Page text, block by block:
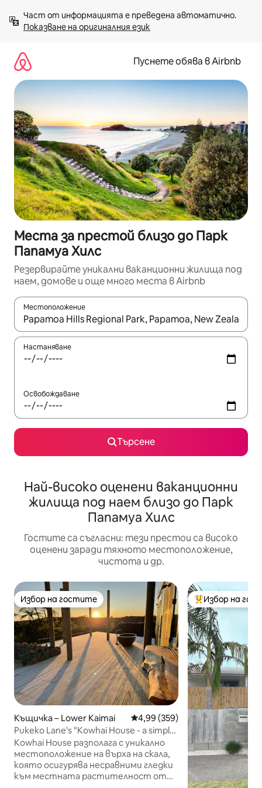
към
съдържанието
Показване на оригиналния език
Пуснете обява в Airbnb
Места за престой близо до Парк
Папамуа Хилс
Резервирайте уникални ваканционни жилища под
наем, домове и още много места в Airbnb
Местоположение
Когато резултатите се покажат, използвайте
Настаняване
Освобождаване
Търсене
Най-високо оценени ваканционни
жилища под наем близо до Парк
Папамуа Хилс
Гостите са съгласни: тези престои са високо
оценени заради тяхното местоположение,
чистота и др.
Избор на гостите
Избор на гостите
Къщичка – Lower Kaimai Средна оценка: 4,99 от 5,
4,99 (359)
Pukeko Lane's "Kowhai House - a simple
blend"
Kowhai House разполага с уникално
местоположение на върха на скала,
която осигурява несравними гледки
към местната растителност от
Най-популярен
Избор на